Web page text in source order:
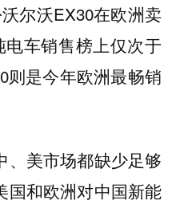
尔沃EX30在欧洲卖
电车销售榜上仅次于
则是今年欧洲最畅销
、美市场都缺少足够
国和欧洲对中国新能